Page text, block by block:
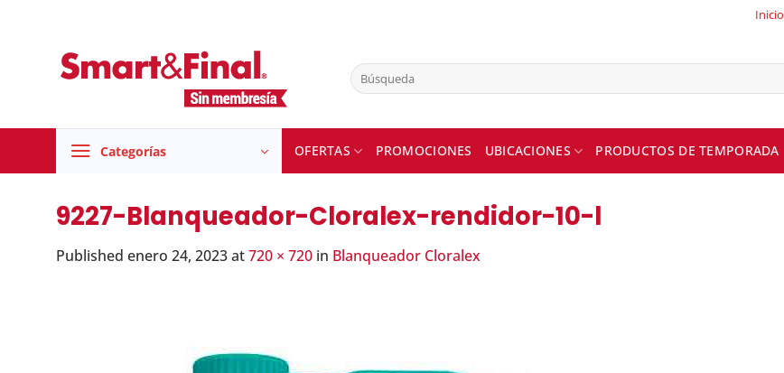
Inicio
Buscar
por:
Categorías OFERTAS PROMOCIONES UBICACIONES PRODUCTOS DE TEMPORADA
9227-Blanqueador-Cloralex-rendidor-10-l
Published enero 24, 2023at720 × 720 in Blanqueador Cloralex